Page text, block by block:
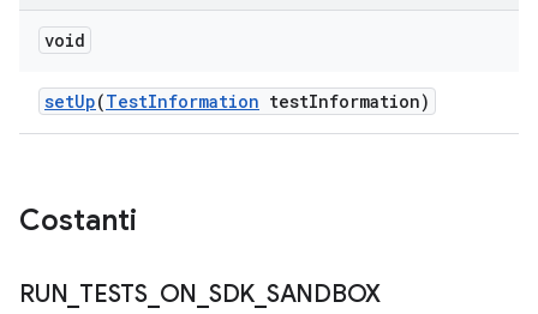
void
setUp(TestInformation testInformation)
Costanti
RUN TESTS_ ON SDK SANDBOX